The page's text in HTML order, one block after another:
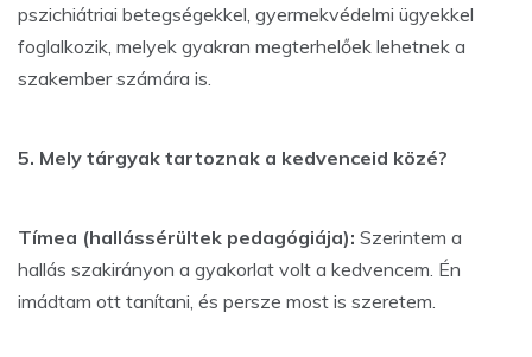
pszichiátriai betegségekkel, gyermekvédelmi ügyekkel
foglalkozik, melyek gyakran megterhelőek lehetnek a
szakember számára is.
5. Mely tárgyak tartoznak a kedvenceid közé?
Tímea (hallássérültek pedagógiája): Szerintem a
hallás szakirányon a gyakorlat volt a kedvencem. Én
imádtam ott tanítani, és persze most is szeretem.